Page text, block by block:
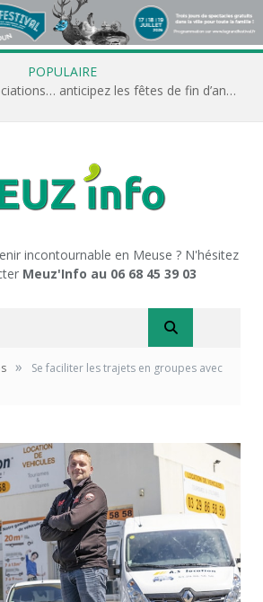
POPULAIRE
Commerçants, associations… anticipez les fêtes de fin d’année avec Meuz’Info
incontournable en Meuse ? N'hésitez
Meuz'Info au 06 68 45 39 03
»
Se faciliter les trajets en groupes avec